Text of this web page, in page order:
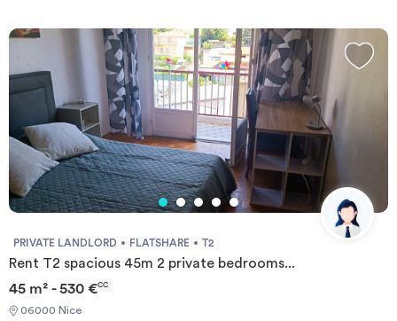
PRIVATE LANDLORD FLATSHARE T2
Rent T2 spacious 45m 2 private bedrooms...
45 m² - 530 €CC
06000 Nice